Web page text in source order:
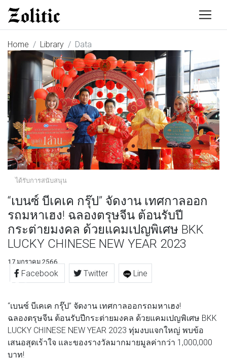
Home Library Data
ได้รับการสนับสนุน
“เบนซ์ บีเคเค กรุ๊ป” จัดงาน เทศกาลออก
รถมหาเฮง! ฉลองตรุษจีน ต้อนรับปี
กระต่ายมงคล ด้วยแคมเปญพิเศษ BKK
LUCKY CHINESE NEW YEAR 2023
17 มกราคม 2566
Facebook Twitter Line
“เบนซ์ บีเคเค กรุ๊ป” จัดงาน เทศกาลออกรถมหาเฮง!
ฉลองตรุษจีน ต้อนรับปีกระต่ายมงคล ด้วยแคมเปญพิเศษ BKK
LUCKY CHINESE NEW YEAR 2023 ทุ่มงบแจกใหญ่ พบข้อ
เสนอสุดเร้าใจ และของรางวัลมากมายมูลค่ากว่า 1,000,000
บาท!